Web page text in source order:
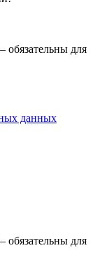
обязательны для
данных
обязательны для